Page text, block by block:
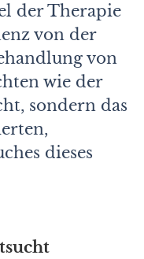
der Therapie
von der
von
wie der
sondern das
dieses